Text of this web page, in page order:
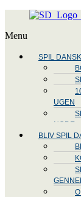
Menu
SPIL
UGEN
NODE
BLIV SPIL